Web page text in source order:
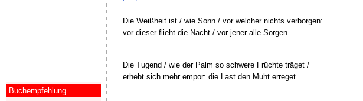
Die Weißheit ist / wie Sonn / vor welcher nichts verborgen:
vor dieser flieht die Nacht / vor jener alle Sorgen.
Die Tugend / wie der Palm so schwere Früchte träget /
erhebt sich mehr empor: die Last den Muht erreget.
Buchempfehlung